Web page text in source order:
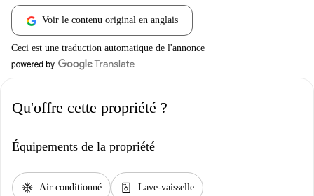
Voir le contenu original en anglais
Ceci est une traduction automatique de l'annonce
Qu'offre cette propriété ?
Équipements de la propriété
ac_unit Air conditionné dishwasher_gen Lave-vaisselle